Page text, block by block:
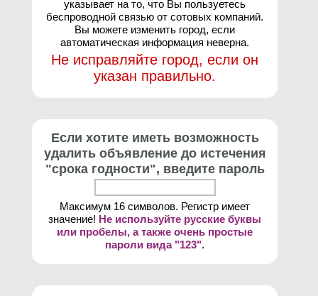
указывает на то, что Вы пользуетесь
беспроводной связью от сотовых компаний.
Вы можете изменить город, если
автоматическая информация неверна.
Не исправляйте город, если он
указан правильно.
Если хотите иметь возможность
удалить объявление до истечения
"срока годности", введите пароль
Максимум 16 символов. Регистр имеет
значение! Не используйте русские буквы
или пробелы, а также очень простые
пароли вида "123".